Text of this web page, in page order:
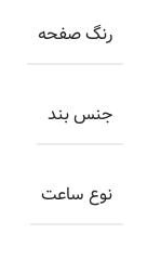
رنگ صفحه
جنس بند
نوع ساعت